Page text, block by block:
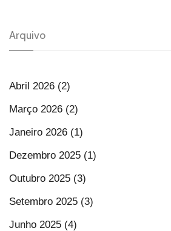
Arquivo
Abril 2026 (2)
Março 2026 (2)
Janeiro 2026 (1)
Dezembro 2025 (1)
Outubro 2025 (3)
Setembro 2025 (3)
Junho 2025 (4)